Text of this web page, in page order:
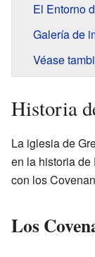
El Entorno
Galería de
Véase
Historia
La iglesia de
en la historia
con los
Los